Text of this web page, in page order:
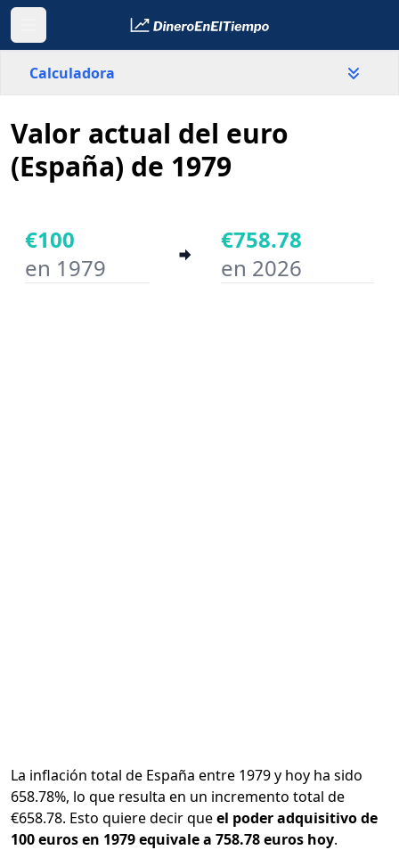
Calculadora
España
País
Año inicial
Valor actual del euro
(España) de 1979
€100
en 1979
€758.78
en 2026
La inflación total de España entre 1979 y hoy ha sido
658.78%, lo que resulta en un incremento total de
€658.78. Esto quiere decir queel poder adquisitivo de
100 euros en 1979 equivale a 758.78 euros hoy.